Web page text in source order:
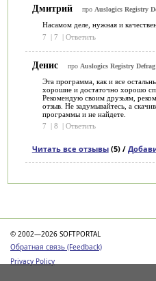
Дмитрий про Auslogics Registry
Насамом деле, нужная и
7
| 7 | Ответить
Денис про Auslogics Registry
Эта программа, как и все
хорошие и достаточно хорошо
Рекомендую своим друзьям,
отзыв. Не задумывайтесь, а
программы и не найдете.
7
8 Ответить
Читать все отзывы(5) /
© 2002—2026 SOFTPORTAL
Обратная связь (Feedback)
Privacy Policy